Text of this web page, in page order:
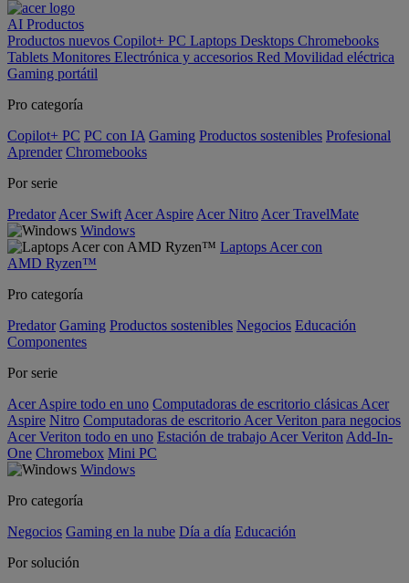
AI Productos
Productos nuevos Copilot+ PC Laptops Desktops Chromebooks
Tablets Monitores Electrónica y accesorios Red Movilidad eléctrica
Gaming portátil
Pro categoría
Copilot+ PC PC con IA Gaming Productos sostenibles Profesional
Aprender Chromebooks
Por serie
Predator Acer Swift Acer Aspire Acer Nitro Acer TravelMate
Windows
Laptops Acer con
AMD Ryzen™
Pro categoría
Predator Gaming Productos sostenibles Negocios Educación
Componentes
Por serie
Acer Aspire todo en uno Computadoras de escritorio clásicas Acer
Aspire Nitro Computadoras de escritorio Acer Veriton para negocios
Acer Veriton todo en uno Estación de trabajo Acer Veriton Add-In-
One Chromebox Mini PC
Windows
Pro categoría
Negocios Gaming en la nube Día a día Educación
Por solución